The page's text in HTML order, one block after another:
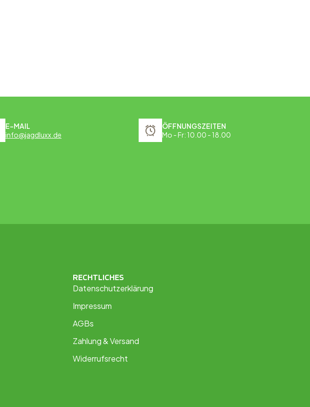
E-MAIL
info@jagdluxx.de
ÖFFNUNGSZEITEN
Mo - Fr: 10.00 - 18.00
RECHTLICHES
Datenschutzerklärung
Impressum
AGBs
Zahlung & Versand
Widerrufsrecht